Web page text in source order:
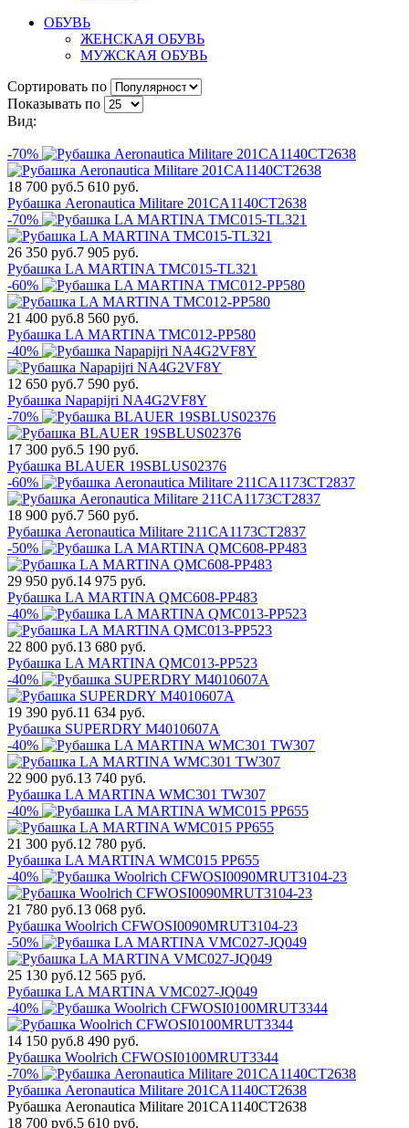
ОБУВЬ
ЖЕНСКАЯ ОБУВЬ
МУЖСКАЯ ОБУВЬ
Сортировать по
Показывать по
Вид:
-70%
18 700 руб.5 610 руб.
Рубашка Aeronautica Militare 201CA1140CT2638
-70%
26 350 руб.7 905 руб.
Рубашка LA MARTINA TMC015-TL321
-60%
21 400 руб.8 560 руб.
Рубашка LA MARTINA TMC012-PP580
-40%
12 650 руб.7 590 руб.
Рубашка Napapijri NA4G2VF8Y
-70%
17 300 руб.5 190 руб.
Рубашка BLAUER 19SBLUS02376
-60%
18 900 руб.7 560 руб.
Рубашка Aeronautica Militare 211CA1173CT2837
-50%
29 950 руб.14 975 руб.
Рубашка LA MARTINA QMC608-PP483
-40%
22 800 руб.13 680 руб.
Рубашка LA MARTINA QMC013-PP523
-40%
19 390 руб.11 634 руб.
Рубашка SUPERDRY M4010607A
-40%
22 900 руб.13 740 руб.
Рубашка LA MARTINA WMC301 TW307
-40%
21 300 руб.12 780 руб.
Рубашка LA MARTINA WMC015 PP655
-40%
21 780 руб.13 068 руб.
Рубашка Woolrich CFWOSI0090MRUT3104-23
-50%
25 130 руб.12 565 руб.
Рубашка LA MARTINA VMC027-JQ049
-40%
14 150 руб.8 490 руб.
Рубашка Woolrich CFWOSI0100MRUT3344
-70%
Рубашка Aeronautica Militare 201CA1140CT2638
Рубашка Aeronautica Militare 201CA1140CT2638
18 700 руб.5 610 руб.